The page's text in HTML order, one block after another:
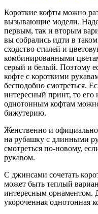
Короткие кофты можно
вызывающие модели.
первым, так и вторым
вы собрались идти в таком
сходство стилей и
комбинированными
серый и белый. Поэтому
кофте с короткими
бесподобно смотреться.
интересный принт, то
однотонным кофтам
бижутерию.
Женственно и официально
на рубашку с длинными
смотреться по-новому,
рукавом.
С джинсами сочетать
может быть теплый
интересным орнаментом.
укороченная однотонная